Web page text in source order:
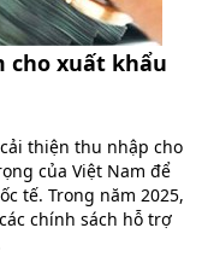
cho xuất khẩu
thiện thu nhập cho
của Việt Nam để
tế. Trong năm 2025,
chính sách hỗ trợ